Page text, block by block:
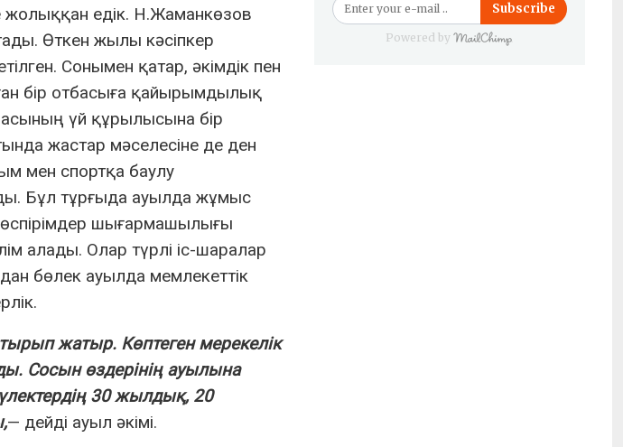
едік. Н.Жаманкөзов
Өткен жылы кәсіпкер
Сонымен қатар, әкімдік пен
бір отбасыға қайырымдылық
үй құрылысына бір
жастар мәселесіне де ден
мен спортқа баулу
Бұл тұрғыда ауылда жұмыс
шығармашылығы
алады. Олар түрлі іс-шаралар
бөлек ауылда мемлекеттік
жатыр. Көптеген мерекелік
Сосын өздерінің ауылына
30 жылдық, 20
— дейді ауыл әкімі.
Subscribe
Powered by